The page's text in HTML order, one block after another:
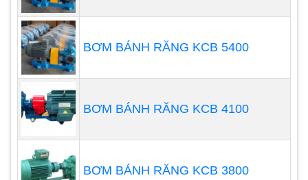
Máy bơm chìm nước thải là gì?
BƠM BÁNH RĂNG KCB 5400
BƠM BÁNH RĂNG KCB 4100
BƠM BÁNH RĂNG KCB 3800